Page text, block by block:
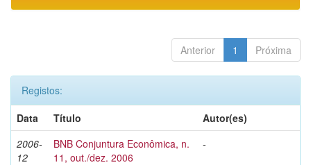
Anterior 1 Próxima
Registos:
Data
Título
Autor(es)
2006-
12
BNB Conjuntura Econômica, n.
11, out./dez. 2006
-